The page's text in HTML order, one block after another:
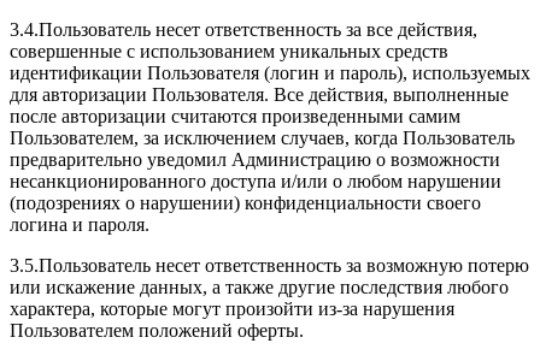
3.4.Пользователь несет ответственность за все действия,
совершенные с использованием уникальных средств
идентификации Пользователя (логин и пароль), используемых
для авторизации Пользователя. Все действия, выполненные
после авторизации считаются произведенными самим
Пользователем, за исключением случаев, когда Пользователь
предварительно уведомил Администрацию о возможности
несанкционированного доступа и/или о любом нарушении
(подозрениях о нарушении) конфиденциальности своего
логина и пароля.
3.5.Пользователь несет ответственность за возможную потерю
или искажение данных, а также другие последствия любого
характера, которые могут произойти из-за нарушения
Пользователем положений оферты.